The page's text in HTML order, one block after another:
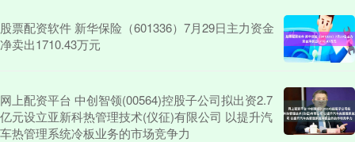
股票配资软件 新华保险（601336）7月29日主力资金
净卖出1710.43万元
网上配资平台 中创智领(00564)控股子公司拟出资2.7
亿元设立亚新科热管理技术(仪征)有限公司 以提升汽
车热管理系统冷板业务的市场竞争力